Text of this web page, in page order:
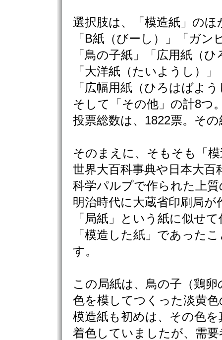
選択肢は、「模造紙」のほ
「B紙（びーし）」「ガン
「鳥の子紙」「広用紙（
「大洋紙（たいようし）」
「広幅用紙（ひろはばよ
そして「その他」の計8つ
投票総数は、1822票。そ
そのまえに、そもそも「
世界大百科事典や日本大百
科学パルプで作られた上
明治時代に大蔵省印刷局が
「局紙」という紙に似せ
「模造した紙」であった
す。
この局紙は、鳥の子（鶏卵
色を模してつくった淡黄
模造紙も初めは、その色を
着色していましたが、需要